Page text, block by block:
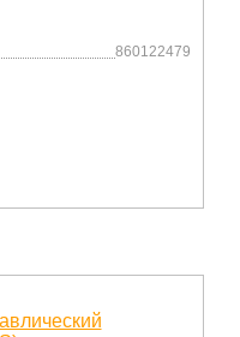
860122479